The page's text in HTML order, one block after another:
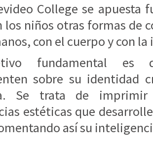
College se apuesta
los niños otras formas de
con el cuerpo y con
fundamental es
sobre su identidad
Se trata de
estéticas que
así su